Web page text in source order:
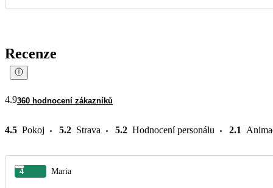
Recenze
4.9360 hodnocení zákazníků
4.5 Pokoj 5.2 Strava 5.2 Hodnocení personálu 2.1
4 Maria